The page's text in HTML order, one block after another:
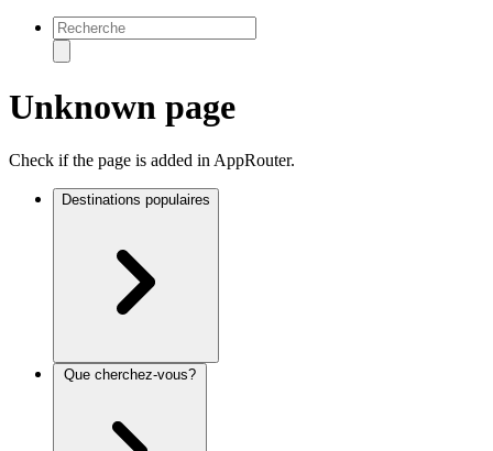
Unknown page
Check if the page is added in AppRouter.
Destinations populaires